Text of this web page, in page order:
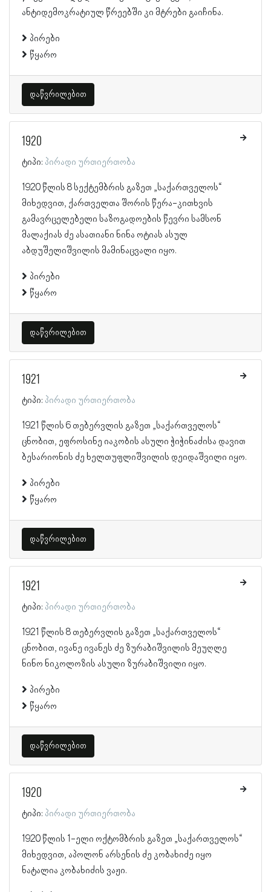
ანტიდემოკრატიულ წრეებში კი მტრები გაიჩინა.
პირები
წყარო
დაწვრილებით
1920
ტიპი: პირადი ურთიერთობა
1920 წლის 8 სექტემბრის გაზეთ „საქართველოს“
მიხედვით, ქართველთა შორის წერა-კითხვის
გამავრცელებელი საზოგადოების წევრი სამსონ
მალაქიას ძე ასათიანი ნინა ოტიას ასულ
აბდუშელიშვილის მამინაცვალი იყო.
პირები
წყარო
დაწვრილებით
1921
ტიპი: პირადი ურთიერთობა
1921 წლის 6 თებერვლის გაზეთ „საქართველოს“
ცნობით, ეფროსინე იაკობის ასული ჭიჭინაძისა დავით
ბესარიონის ძე ხელთუფლიშვილის დეიდაშვილი იყო.
პირები
წყარო
დაწვრილებით
1921
ტიპი: პირადი ურთიერთობა
1921 წლის 8 თებერვლის გაზეთ „საქართველოს“
ცნობით, ივანე ივანეს ძე ზურაბიშვილის მეუღლე
ნინო ნიკოლოზის ასული ზურაბიშვილი იყო.
პირები
წყარო
დაწვრილებით
1920
ტიპი: პირადი ურთიერთობა
1920 წლის 1-ელი ოქტომბრის გაზეთ „საქართველოს“
მიხედვით, აპოლონ არსენის ძე კობახიძე იყო
ნატალია კობახიძის ვაჟი.